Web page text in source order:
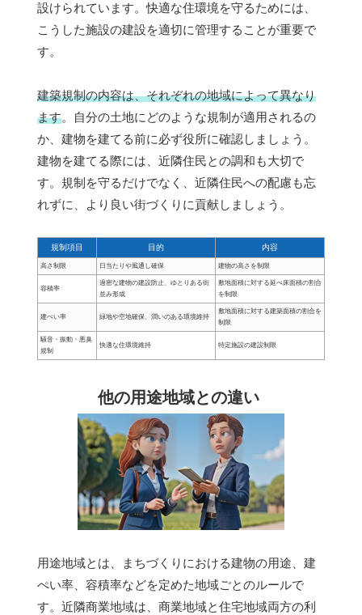
設けられています。快適な住環境を守るためには、
こうした施設の建設を適切に管理することが重要で
す。
建築規制の内容は、それぞれの地域によって異なり
ます。自分の土地にどのような規制が適用されるの
か、建物を建てる前に必ず役所に確認しましょう。
建物を建てる際には、近隣住民との調和も大切で
す。規制を守るだけでなく、近隣住民への配慮も忘
れずに、より良い街づくりに貢献しましょう。
規制項目 目的 内容
高さ制限 日当たりや風通し確保 建物の高さを制限
容積率
過密な建物の建設防止、ゆとりある街
並み形成
敷地面積に対する延べ床面積の割合
を制限
建ぺい率 緑地や空地確保、潤いのある環境維持
敷地面積に対する建築面積の割合を
制限
騒音・振動・悪臭
規制
快適な住環境維持 特定施設の建設制限
他の用途地域との違い
用途地域とは、まちづくりにおける建物の用途、建
ぺい率、容積率などを定めた地域ごとのルールで
す。近隣商業地域は、商業地域と住宅地域両方の利